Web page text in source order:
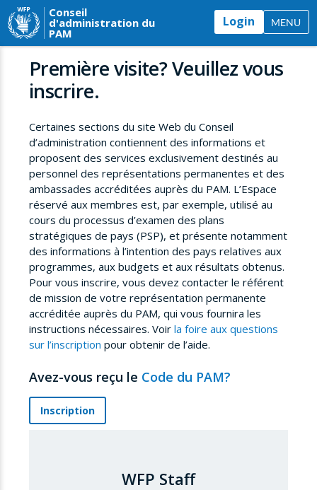
Conseil
d'administration du
PAM
Login MENU
Première visite? Veuillez vous
inscrire.
Certaines sections du site Web du Conseil
d’administration contiennent des informations et
proposent des services exclusivement destinés au
personnel des représentations permanentes et des
ambassades accréditées auprès du PAM. L’Espace
réservé aux membres est, par exemple, utilisé au
cours du processus d’examen des plans
stratégiques de pays (PSP), et présente notamment
des informations à l’intention des pays relatives aux
programmes, aux budgets et aux résultats obtenus.
Pour vous inscrire, vous devez contacter le référent
de mission de votre représentation permanente
accréditée auprès du PAM, qui vous fournira les
instructions nécessaires. Voir la foire aux questions
sur l’inscription pour obtenir de l’aide.
Avez-vous reçu le Code du PAM?
Inscription
WFP Staff